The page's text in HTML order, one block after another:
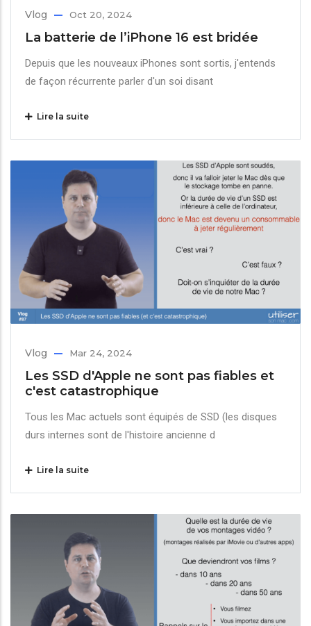
Vlog Oct 20, 2024
La batterie de l’iPhone 16 est bridée
Depuis que les nouveaux iPhones sont sortis, j'entends
de façon récurrente parler d'un soi disant
Lire la suite
Vlog Mar 24, 2024
Les SSD d'Apple ne sont pas fiables et
c'est catastrophique
Tous les Mac actuels sont équipés de SSD (les disques
durs internes sont de l'histoire ancienne d
Lire la suite